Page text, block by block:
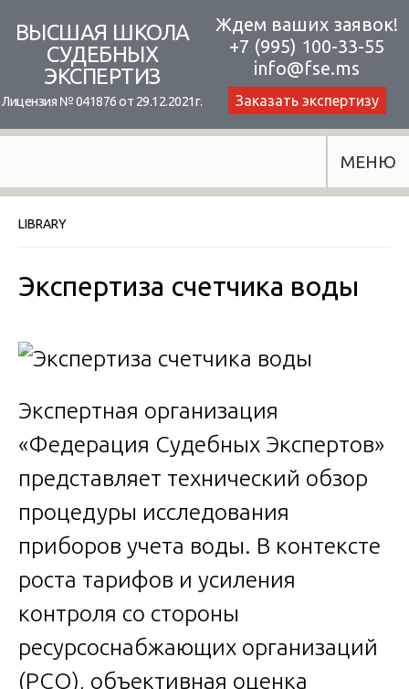
content
ВЫСШАЯ ШКОЛА
СУДЕБНЫХ
ЭКСПЕРТИЗ
Лицензия № 041876 от 29.12.2021г.
Ждем ваших заявок!
+7 (995) 100-33-55
info@fse.ms
Заказать экспертизу
МЕНЮ
LIBRARY
Экспертиза счетчика воды
Экспертная организация
«Федерация Судебных Экспертов»
представляет технический обзор
процедуры исследования
приборов учета воды. В контексте
роста тарифов и усиления
контроля со стороны
ресурсоснабжающих организаций
(РСО), объективная оценка